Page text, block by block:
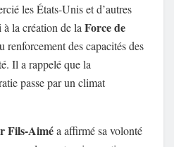
les États-Unis et d’autres
la création de la Force de
renforcement des capacités des
Il a rappelé que la
passe par un climat
Fils-Aiméa affirmé sa volonté